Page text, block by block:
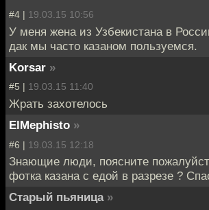
#4 | 19.03.15 10:56
У меня жена из Узбекистана в
дак мы часто казаном пользуемся.
Korsar »
#5 | 19.03.15 11:40
Жрать захотелось
ElMephisto »
#6 | 19.03.15 12:18
Знающие люди, поясните
фотка казана с едой в разрезе ?
Старый пьяница »